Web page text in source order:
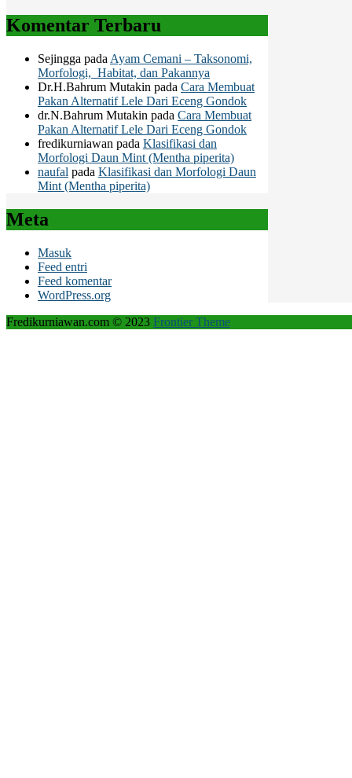
Komentar Terbaru
Sejingga pada Ayam Cemani – Taksonomi,
Morfologi, Habitat, dan Pakannya
Dr.H.Bahrum Mutakin pada Cara Membuat
Pakan Alternatif Lele Dari Eceng Gondok
dr.N.Bahrum Mutakin pada Cara Membuat
Pakan Alternatif Lele Dari Eceng Gondok
fredikurniawan pada Klasifikasi dan
Morfologi Daun Mint (Mentha piperita)
naufal pada Klasifikasi dan Morfologi Daun
Mint (Mentha piperita)
Meta
Masuk
Feed entri
Feed komentar
WordPress.org
Fredikurniawan.com © 2023 Frontier Theme